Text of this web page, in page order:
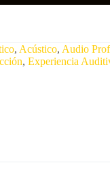
, Acústico, Audio
, Experiencia